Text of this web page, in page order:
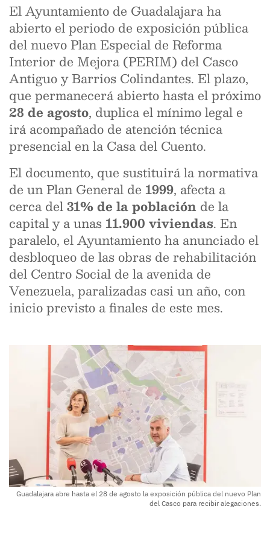
El Ayuntamiento de Guadalajara ha
abierto el periodo de exposición pública
del nuevo Plan Especial de Reforma
Interior de Mejora (PERIM) del Casco
Antiguo y Barrios Colindantes. El plazo,
que permanecerá abierto hasta el próximo
28 de agosto, duplica el mínimo legal e
irá acompañado de atención técnica
presencial en la Casa del Cuento.
El documento, que sustituirá la normativa
de un Plan General de 1999, afecta a
cerca del31% de la población de la
capital y a unas 11.900 viviendas. En
paralelo, el Ayuntamiento ha anunciado el
desbloqueo de las obras de rehabilitación
del Centro Social de la avenida de
Venezuela, paralizadas casi un año, con
inicio previsto a finales de este mes.
Guadalajara abre hasta el 28 de agosto la exposición pública del nuevo Plan
del Casco para recibir alegaciones.